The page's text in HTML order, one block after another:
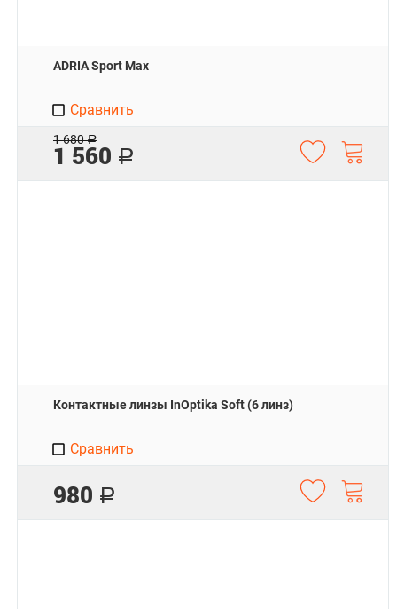
ADRIA Sport Max
1 680 Р
1 560 Р
Сравнить
Контактные линзы InOptika Soft (6 линз)
980 Р
Сравнить